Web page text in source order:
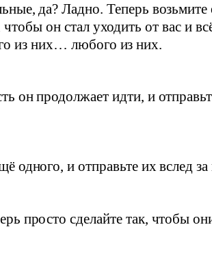
да? Ладно. Теперь возьмите
чтобы он стал уходить от вас и
из них… любого из них.
он продолжает идти, и
одного, и отправьте их вслед
просто сделайте так, чтобы